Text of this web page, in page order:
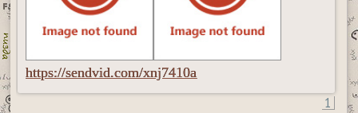
https://sendvid.com/xnj7410a
1